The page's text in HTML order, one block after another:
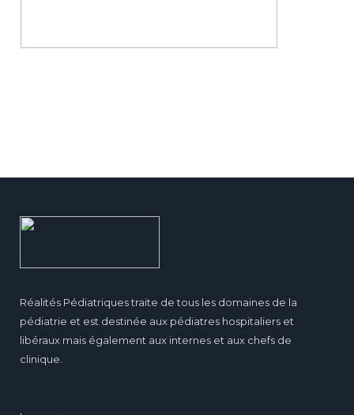
Réalités Pédiatriques traite de tous les domaines de la
pédiatrie et est destinée aux pédiatres hospitaliers et
libéraux mais également aux internes et aux chefs de
clinique.